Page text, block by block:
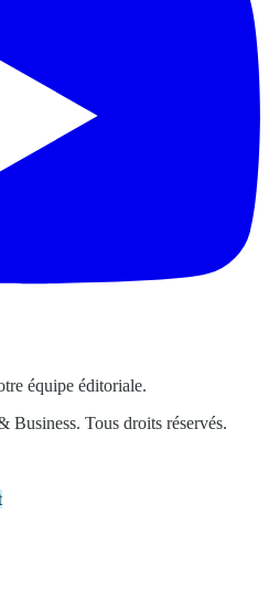
équipe éditoriale.
Tous droits réservés.